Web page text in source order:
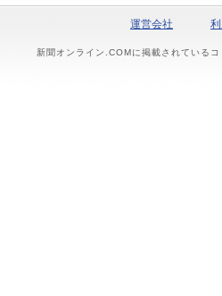
運営会社
新聞オンライン.COMに掲載されている